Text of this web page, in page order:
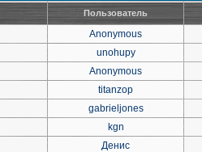
Пользователь
Anonymous
unohupy
Anonymous
titanzop
gabrieljones
kgn
Денис